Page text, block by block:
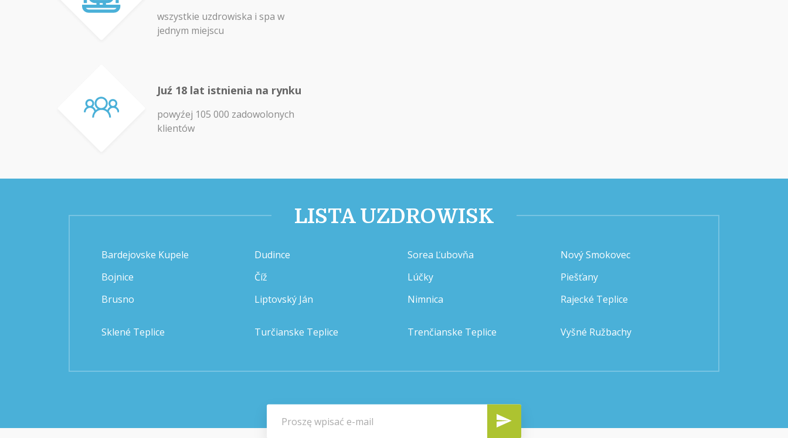
wszystkie uzdrowiska i spa w
jednym miejscu
Juź 18 lat istnienia na rynku
powyźej 105 000 zadowolonych
klientów
LISTA UZDROWISK
Bardejovske Kupele
Bojnice
Brusno
Dudince
Číž
Liptovský Ján
Sorea Ľubovňa
Lúčky
Nimnica
Nový Smokovec
Piešťany
Rajecké Teplice
Sklené Teplice Turčianske Teplice Trenčianske Teplice Vyšné Ružbachy